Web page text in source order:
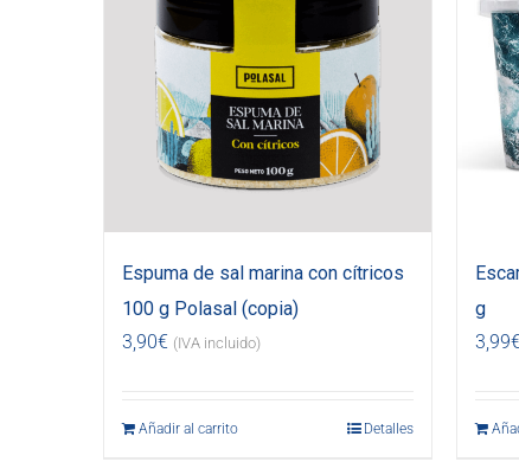
Espuma de sal marina con cítricos
100 g Polasal (copia)
3,90€ (IVA incluido)
Añadir al carrito Detalles
g
3,99€